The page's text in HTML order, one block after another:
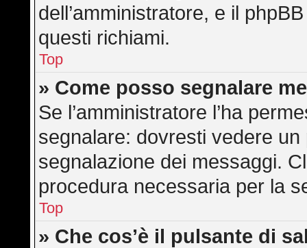
dell’amministratore, e il
questi richiami.
Top
» Come posso segnalare
Se l’amministratore l’ha
segnalare: dovresti vedere
segnalazione dei messaggi.
procedura necessaria per la
Top
» Che cos’è il pulsante di